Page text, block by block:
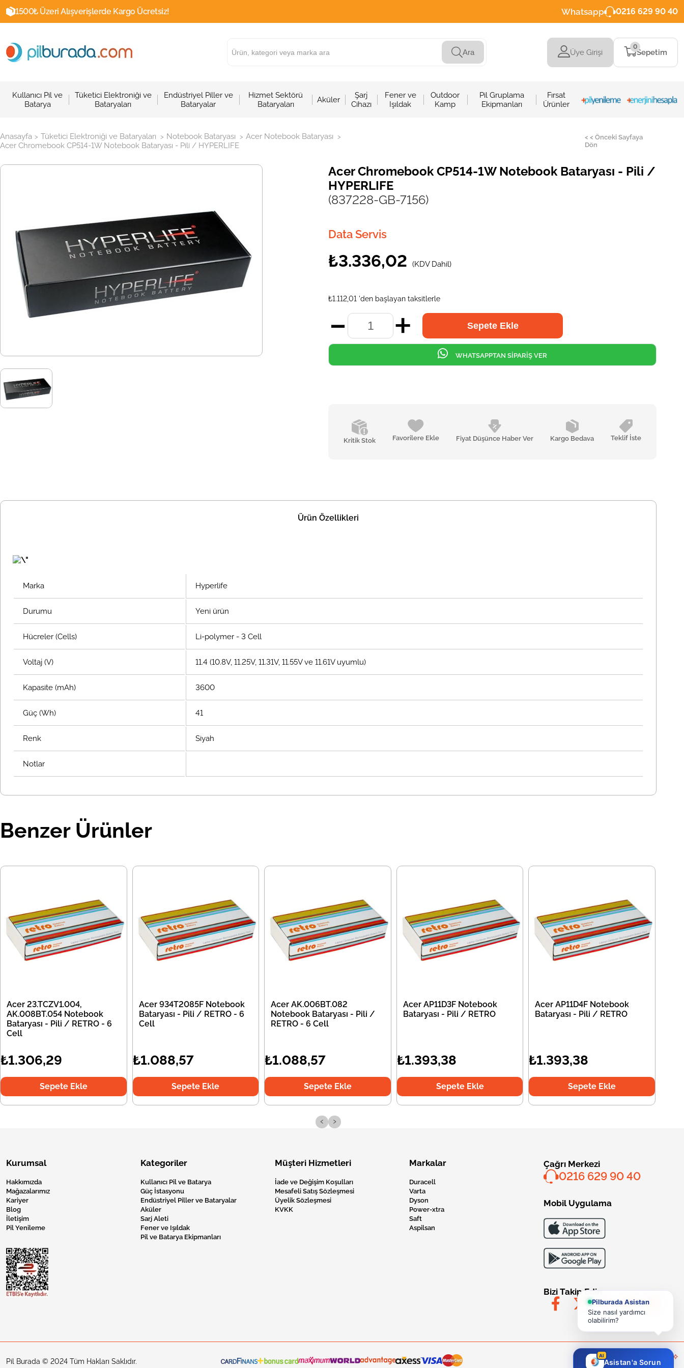
1500₺ Üzeri Alışverişlerde Kargo Ücretsiz! Whatsapp 0216 629 90 40
Ara Üye Girişi Sepetim
0
Kullanıcı Pil ve
Batarya
Tüketici Elektroniği ve
Bataryaları
Endüstriyel Piller ve
Bataryalar
Hizmet Sektörü
Bataryaları
Aküler
Şarj
Cihazı
Fener ve
Işıldak
Outdoor
Kamp
Pil Gruplama
Ekipmanları
Fırsat
Ürünler
Anasayfa > Tüketici Elektroniği ve Bataryaları > Notebook Bataryası > Acer Notebook Bataryası >
Acer Chromebook CP514-1W Notebook Bataryası - Pili / HYPERLIFE
< < Önceki Sayfaya
Dön
Acer Chromebook CP514-1W Notebook Bataryası - Pili /
HYPERLIFE
(837228-GB-7156)
Data Servis
₺3.336,02 (KDV Dahil)
₺1.112,01 'den başlayan taksitlerle
Kritik Stok Favorilere Ekle Fiyat Düşünce Haber Ver Kargo Bedava Teklif İste
WHATSAPPTAN SİPARİŞ VER
Ürün Özellikleri
Marka Hyperlife
Durumu Yeni ürün
Hücreler (Cells) Li-polymer - 3 Cell
Voltaj (V) 11.4 (10.8V, 11.25V, 11.31V, 11.55V ve 11.61V uyumlu)
Kapasite (mAh) 3600
Güç (Wh) 41
Renk Siyah
Notlar
Benzer Ürünler
Acer 23.TCZV1.004,
AK.008BT.054 Notebook
Bataryası - Pili / RETRO - 6
Cell
₺1.306,29
Sepete Ekle
Acer 934T2085F Notebook
Bataryası - Pili / RETRO - 6
Cell
₺1.088,57
Sepete Ekle
Acer AK.006BT.082
Notebook Bataryası - Pili /
RETRO - 6 Cell
₺1.088,57
Sepete Ekle
Acer AP11D3F Notebook
Bataryası - Pili / RETRO
₺1.393,38
Sepete Ekle
Acer AP11D4F Notebook
Bataryası - Pili / RETRO
₺1.393,38
Sepete Ekle
‹ ›
Kurumsal
Hakkımızda
Mağazalarımız
Kariyer
Blog
İletişim
Pil Yenileme
Kategoriler
Kullanıcı Pil ve Batarya
Güç İstasyonu
Endüstriyel Piller ve Bataryalar
Aküler
Sarj Aleti
Fener ve Işıldak
Pil ve Batarya Ekipmanları
Müşteri Hizmetleri
İade ve Değişim Koşulları
Mesafeli Satış Sözleşmesi
Üyelik Sözleşmesi
KVKK
Markalar
Duracell
Varta
Dyson
Power-xtra
Saft
Aspilsan
Çağrı Merkezi
0216 629 90 40
Mobil Uygulama
Bizi Takip Edin
Pil Burada © 2024 Tüm Hakları Saklıdır.
Pilburada Asistan
Size nasıl yardımcı
olabilirim?
AI
Asistan'a Sorun